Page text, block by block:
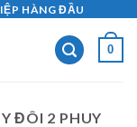
HÀNG ĐẦU
0
ĐÔI 2 PHUY